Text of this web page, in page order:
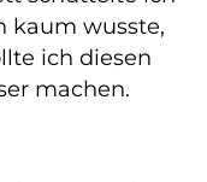
kaum wusste,
ich diesen
machen.